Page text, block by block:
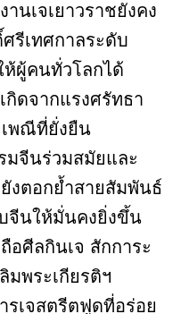
นเจเยาวราชยังคง
รีเทศกาลระดับ
ห้ผู้คนทั่วโลกได้
ดจากแรงศรัทธา
พณีที่ยั่งยืน
จีนร่วมสมัยและ
งตอกย้ำสายสัมพันธ์
จีนให้มั่นคงยิ่งขึ้น
ศีลกินเจ สักการะ
พระเกียรติฯ
รเจสตรีตฟูดที่อร่อย